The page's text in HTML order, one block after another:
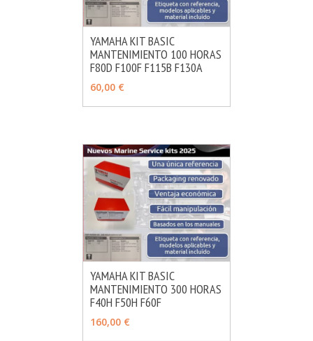
AÑADIR MÁS INFO
YAMAHA KIT BASIC
MANTENIMIENTO 100 HORAS
F80D F100F F115B F130A
60,00 €
AÑADIR MÁS INFO
YAMAHA KIT BASIC
MANTENIMIENTO 300 HORAS
F40H F50H F60F
160,00 €